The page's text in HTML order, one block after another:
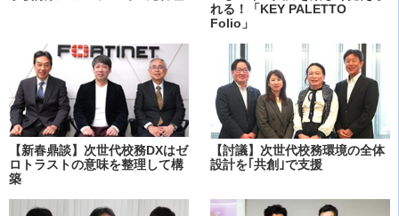
れる！「KEY PALETTO
Folio」
【新春鼎談】次世代校務DXはゼ
ロトラストの意味を整理して構
築
【討議】次世代校務環境の全体
設計を｢共創｣で支援